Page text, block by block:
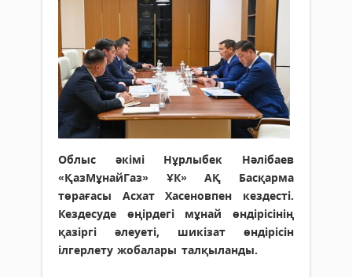
Облыс әкімі Нұрлыбек Нәлібаев
«ҚазМұнайГаз» ҰК» АҚ Басқарма
төрағасы Асхат Хасеновпен кездесті.
Кездесуде өңірдегі мұнай өндірісінің
қазіргі әлеуеті, шикізат өндірісін
ілгерлету жобалары талқыланды.